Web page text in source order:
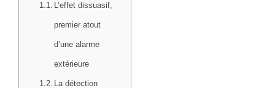
L’effet dissuasif,
premier atout
d’une alarme
extérieure
La détection